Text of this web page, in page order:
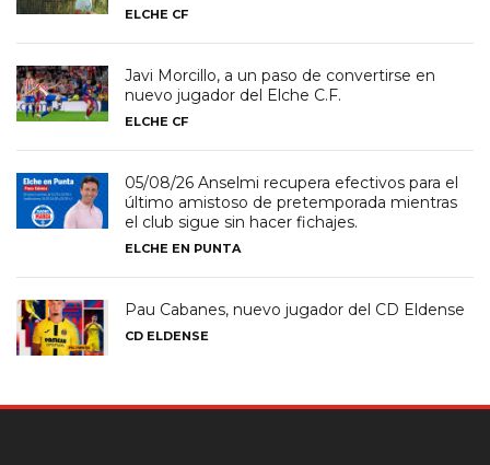
ELCHE CF
Javi Morcillo, a un paso de convertirse en
nuevo jugador del Elche C.F.
ELCHE CF
05/08/26 Anselmi recupera efectivos para el
último amistoso de pretemporada mientras
el club sigue sin hacer fichajes.
ELCHE EN PUNTA
Pau Cabanes, nuevo jugador del CD Eldense
CD ELDENSE